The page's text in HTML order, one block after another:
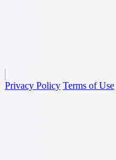
Privacy Policy Terms of Use